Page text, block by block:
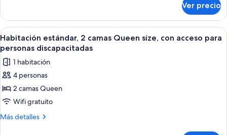
size,
para
no
fumadores,
refrigerador
y
microondas
(Shower
Only)
estándar,
camas
Queen
size,
para
no
fumadores,
refrigerador
y
(Shower
Ver precio
Abrir
todas
las
fotos
de
Habitación
estándar,
2
Habitación de hotel con dos camas,
7
Habitación estándar, 2 camas Queen size, con acceso para
personas discapacitadas
1 habitación
4 personas
2 camas Queen
Wifi gratuito
Más detalles
Más